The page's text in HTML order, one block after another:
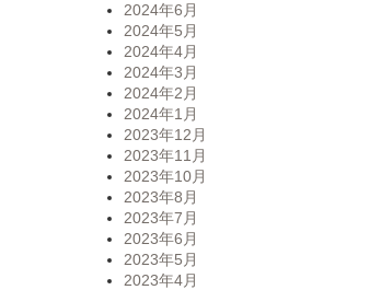
2024年6月
2024年5月
2024年4月
2024年3月
2024年2月
2024年1月
2023年12月
2023年11月
2023年10月
2023年8月
2023年7月
2023年6月
2023年5月
2023年4月